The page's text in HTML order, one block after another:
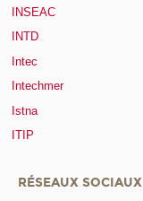
INSEAC
INTD
Intec
Intechmer
Istna
ITIP
RÉSEAUX SOCIAUX